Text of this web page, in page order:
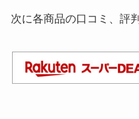
次に各商品の口コミ、評